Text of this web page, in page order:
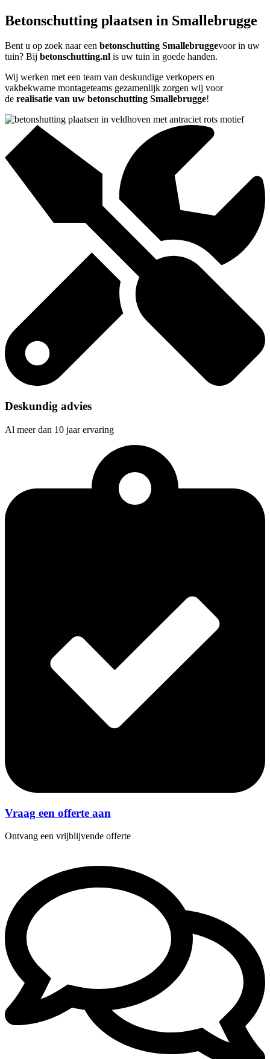
Betonschutting plaatsen in Smallebrugge
Bent u op zoek naar een betonschutting Smallebruggevoor in uw
tuin? Bij betonschutting.nl is uw tuin in goede handen.
Wij werken met een team van deskundige verkopers en
vakbekwame montageteams gezamenlijk zorgen wij voor
de realisatie van uw betonschutting Smallebrugge!
Deskundig advies
Al meer dan 10 jaar ervaring
Vraag een offerte aan
Ontvang een vrijblijvende offerte